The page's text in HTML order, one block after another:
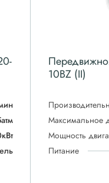
10BZ (II)
Максимальное
Мощность
Питание